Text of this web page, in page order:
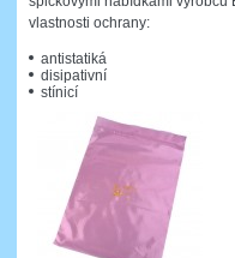
vlastnosti ochrany:
antistatiká
disipativní
stínicí